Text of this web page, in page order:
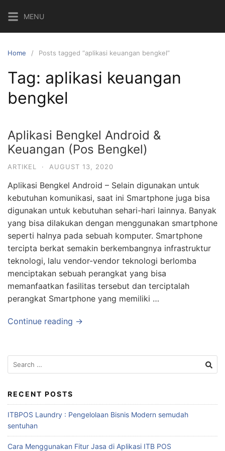
MENU
Home Posts tagged “aplikasi keuangan bengkel”
Tag: aplikasi keuangan
bengkel
Aplikasi Bengkel Android &
Keuangan (Pos Bengkel)
ARTIKEL · AUGUST 13, 2020
Aplikasi Bengkel Android – Selain digunakan untuk
kebutuhan komunikasi, saat ini Smartphone juga bisa
digunakan untuk kebutuhan sehari-hari lainnya. Banyak
yang bisa dilakukan dengan menggunakan smartphone
seperti halnya pada sebuah komputer. Smartphone
tercipta berkat semakin berkembangnya infrastruktur
teknologi, lalu vendor-vendor teknologi berlomba
menciptakan sebuah perangkat yang bisa
memanfaatkan fasilitas tersebut dan terciptalah
perangkat Smartphone yang memiliki …
Continue reading →
RECENT POSTS
ITBPOS Laundry : Pengelolaan Bisnis Modern semudah
sentuhan
Cara Menggunakan Fitur Jasa di Aplikasi ITB POS